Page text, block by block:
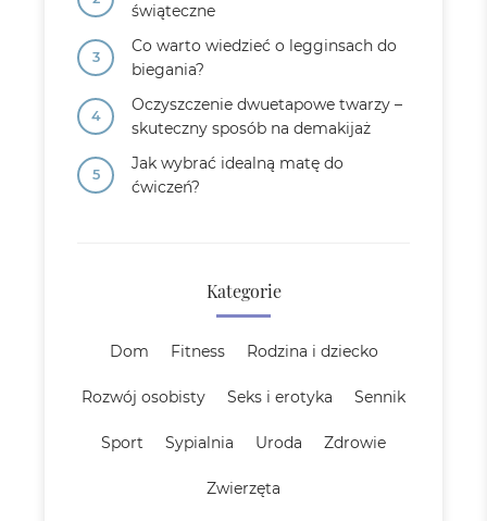
świąteczne
Co warto wiedzieć o legginsach do
biegania?
Oczyszczenie dwuetapowe twarzy –
skuteczny sposób na demakijaż
Jak wybrać idealną matę do
ćwiczeń?
Kategorie
Dom Fitness Rodzina i dziecko
Rozwój osobisty Seks i erotyka Sennik
Sport Sypialnia Uroda Zdrowie
Zwierzęta